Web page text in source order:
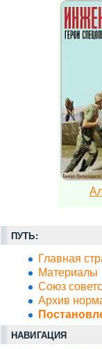
ПУТЬ:
Главная
Материалы
Союз
Архив
НАВИГАЦИЯ